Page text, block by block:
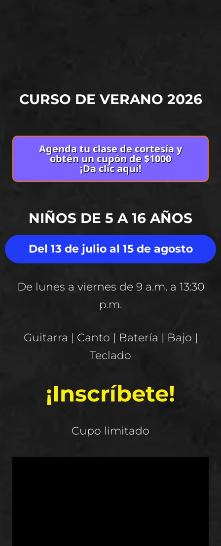
CURSO DE VERANO 2026
Agenda tu clase de cortesía y
obtén un cupón de $1000
¡Da clic aquí!
NIÑOS DE 5 A 16 AÑOS
Del 13 de julio al 15 de agosto
De lunes a viernes de 9 a.m. a 13:30
p.m.
Guitarra | Canto | Batería | Bajo |
Teclado
¡Inscríbete!
Cupo limitado